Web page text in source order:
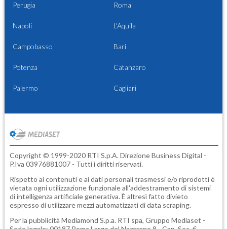
Perugia Roma
Napoli L'Aquila
Campobasso Bari
Potenza Catanzaro
Palermo Cagliari
Copyright © 1999-2020 RTI S.p.A. Direzione Business Digital -
P.Iva 03976881007 - Tutti i diritti riservati.
Rispetto ai contenuti e ai dati personali trasmessi e/o riprodotti è
vietata ogni utilizzazione funzionale all'addestramento di sistemi
di intelligenza artificiale generativa. È altresì fatto divieto
espresso di utilizzare mezzi automatizzati di data scraping.
Per la pubblicità Mediamond S.p.a. RTI spa, Gruppo Mediaset -